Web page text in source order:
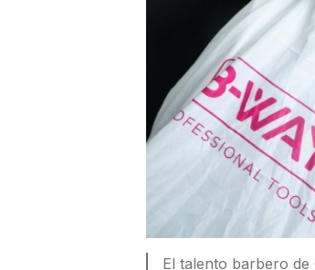
El talento barbero